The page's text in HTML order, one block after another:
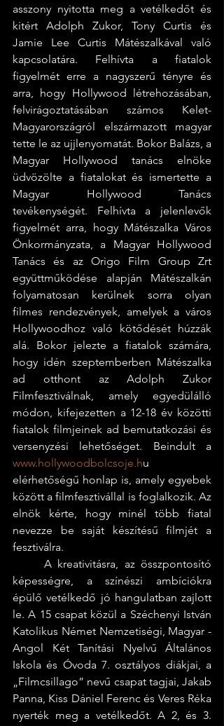
asszony nyitotta meg a vetélkedőt és
kitért Adolph Zukor, Tony Curtis és
Jamie Lee Curtis Mátészalkával való
kapcsolatára. Felhívta a fiatalok
figyelmét erre a nagyszerű tényre és
arra, hogy Hollywood létrehozásában,
felvirágoztatásában számos Kelet-
Magyarországról elszármazott magyar
tette le az ujjlenyomatát. Bokor Balázs, a
Magyar Hollywood tanács elnöke
üdvözölte a fiatalokat és ismertette a
Magyar Hollywood Tanács
tevékenységét. Felhívta a jelenlevők
figyelmét arra, hogy Mátészalka Város
Önkormányzata, a Magyar Hollywood
Tanács és az Origo Film Group Zrt
együttműködése alapján Mátészalkán
folyamatosan kerülnek sorra olyan
filmes rendezvények, amelyek a város
Hollywoodhoz való kötődését húzzák
alá. Bokor jelezte a fiatalok számára,
hogy idén szeptemberben Mátészalka
ad otthont az Adolph Zukor
Filmfesztiválnak, amely egyedülálló
módon, kifejezetten a 12-18 év közötti
fiatalok filmjeinek ad bemutatkozási és
versenyzési lehetőséget. Beindult a
www.hollywoodbolcsoje.hu
elérhetőségű honlap is, amely egyebek
között a filmfesztivállal is foglalkozik. Az
elnök kérte, hogy minél több fiatal
nevezze be saját készítésű filmjét a
fesztiválra.
képességre, a színészi ambíciókra
épülő vetélkedő jó hangulatban zajlott
le. A 15 csapat közül a Széchenyi István
Katolikus Német Nemzetiségi, Magyar -
Angol Két Tanítási Nyelvű Általános
Iskola és Óvoda 7. osztályos diákjai, a
„Filmcsillago” nevű csapat tagjai, Jakab
Panna, Kiss Dániel Ferenc és Veres Réka
nyerték meg a vetélkedőt. A 2, és 3.